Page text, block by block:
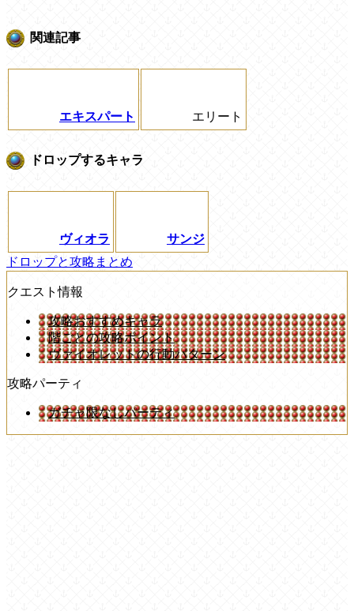
関連記事
エキスパート エリート
ドロップするキャラ
ヴィオラ
サンジ
ドロップと攻略まとめ
クエスト情報
攻略おすすめキャラ
階ごとの攻略ポイント
ヴァイオレットの行動パターン
攻略パーティ
ガチャ限なしパーティ